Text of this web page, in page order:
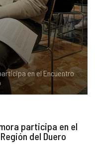
en el Encuentro
participa en el
del Duero